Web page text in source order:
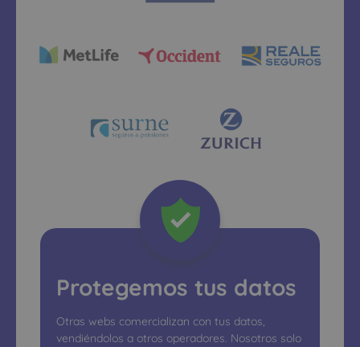
Protegemos tus datos
Otras webs comercializan con tus datos,
vendiéndolos a otros operadores. Nosotros solo